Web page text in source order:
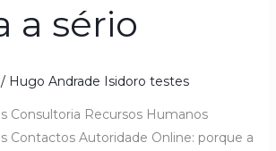
a sério
/ Hugo Andrade Isidoro testes
Consultoria Recursos Humanos
Contactos Autoridade Online: porque a